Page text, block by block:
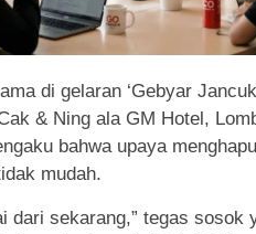
di gelaran ‘Gebyar
& Ning ala GM Hotel,
bahwa upaya
mudah.
dari sekarang,” tegas sosok